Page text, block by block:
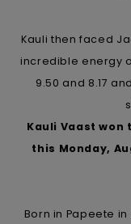
Kauli then faced
incredible energy
9.50 and 8.17
Kauli Vaast
this Monday,
Born in Papeete in